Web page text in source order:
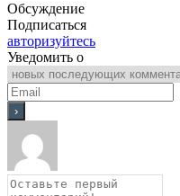
Обсуждение
Подписаться
авторизуйтесь
Уведомить о